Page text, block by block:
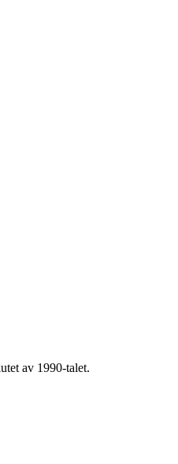
av 1990-talet.